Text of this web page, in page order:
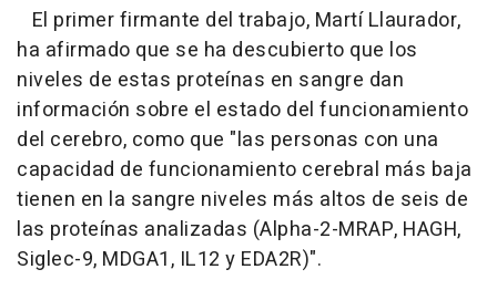
El primer firmante del trabajo, Martí Llaurador,
ha afirmado que se ha descubierto que los
niveles de estas proteínas en sangre dan
información sobre el estado del funcionamiento
del cerebro, como que "las personas con una
capacidad de funcionamiento cerebral más baja
tienen en la sangre niveles más altos de seis de
las proteínas analizadas (Alpha-2-MRAP, HAGH,
Siglec-9, MDGA1, IL12 y EDA2R)".